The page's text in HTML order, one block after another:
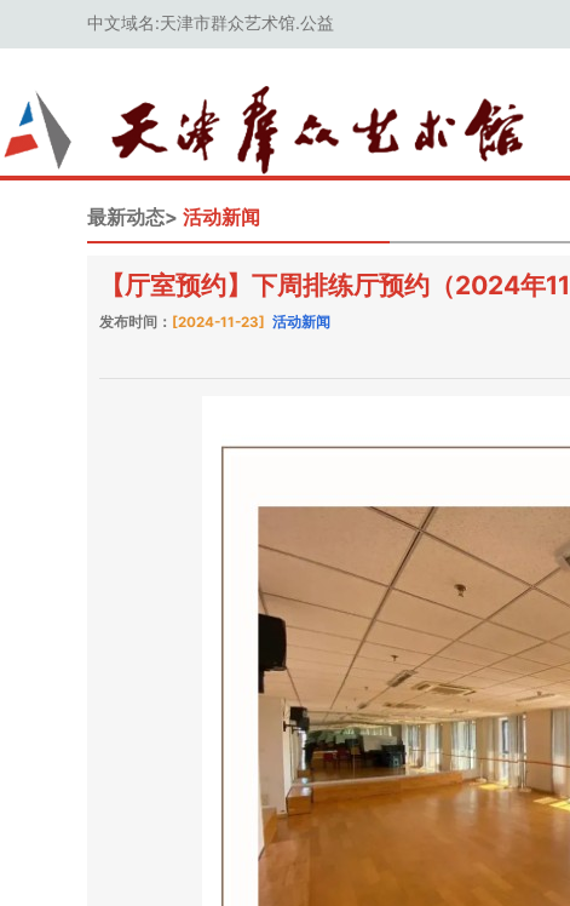
中文域名:天津市群众艺术馆.公益
最新动态> 活动新闻
【厅室预约】下周排练厅预约（2024年
发布时间： [2024-11-23] 活动新闻